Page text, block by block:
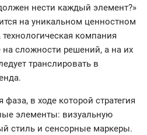
нести каждый элемент?»
на уникальном ценностном
компания
на сложности решений, а на их
транслировать в
фаза, в ходе которой стратегия
элементы: визуальную
стиль и сенсорные маркеры.